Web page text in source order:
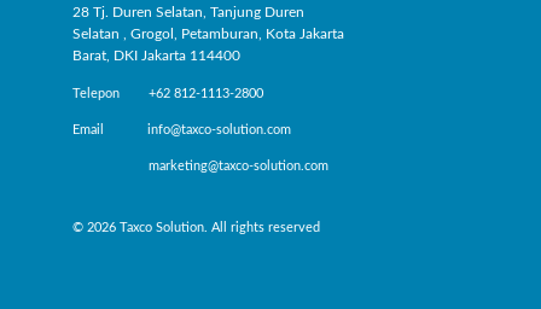
28 Tj. Duren Selatan, Tanjung Duren
Selatan , Grogol, Petamburan, Kota Jakarta
Barat, DKI Jakarta 114400
Telepon +62 812-1113-2800
Email info@taxco-solution.com
marketing@taxco-solution.com
© 2026 Taxco Solution. All rights reserved